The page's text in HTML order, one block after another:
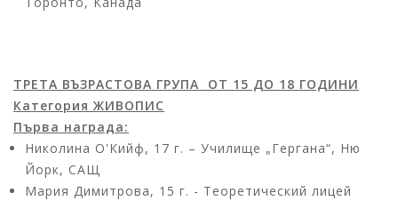
ТРЕТА ВЪЗРАСТОВА ГРУПА ОТ 15 ДО 18 ГОДИНИ
Категория ЖИВОПИС
Първа награда:
Николина О'Кийф, 17 г. – Училище „Гергана“, Ню
Йорк, САЩ
Мария Димитрова, 15 г. - Теоретический лицей